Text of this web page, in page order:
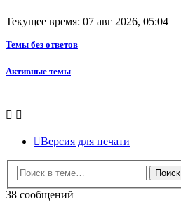
Текущее время: 07 авг 2026, 05:04
Темы без ответов
Активные темы
Версия для печати
Поиск
38 сообщений